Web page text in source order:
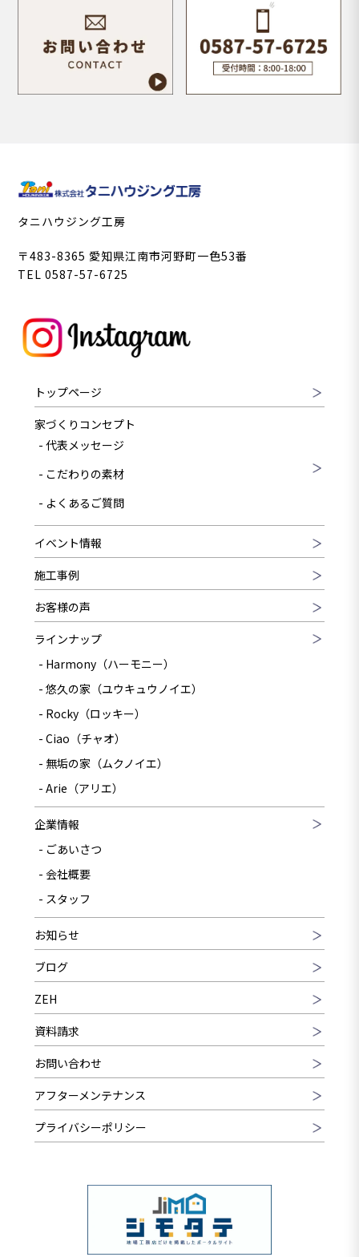
タニハウジング工房
〒483-8365 愛知県江南市河野町一色53番
TEL 0587-57-6725
トップページ
家づくりコンセプト
代表メッセージ
こだわりの素材
よくあるご質問
イベント情報
施工事例
お客様の声
ラインナップ
Harmony（ハーモニー）
悠久の家（ユウキュウノイエ）
Rocky（ロッキー）
Ciao（チャオ）
無垢の家（ムクノイエ）
Arie（アリエ）
企業情報
ごあいさつ
会社概要
スタッフ
お知らせ
ブログ
ZEH
資料請求
お問い合わせ
アフターメンテナンス
プライバシーポリシー